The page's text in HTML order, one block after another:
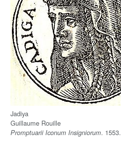
Jadiya
Guillaume Rouille
Promptuarii Iconum Insigniorum. 1553.